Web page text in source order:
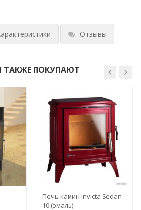
Отзывы
ТАКЖЕ ПОКУПАЮТ
Печь камин Invicta Sedan
10 (эмаль)